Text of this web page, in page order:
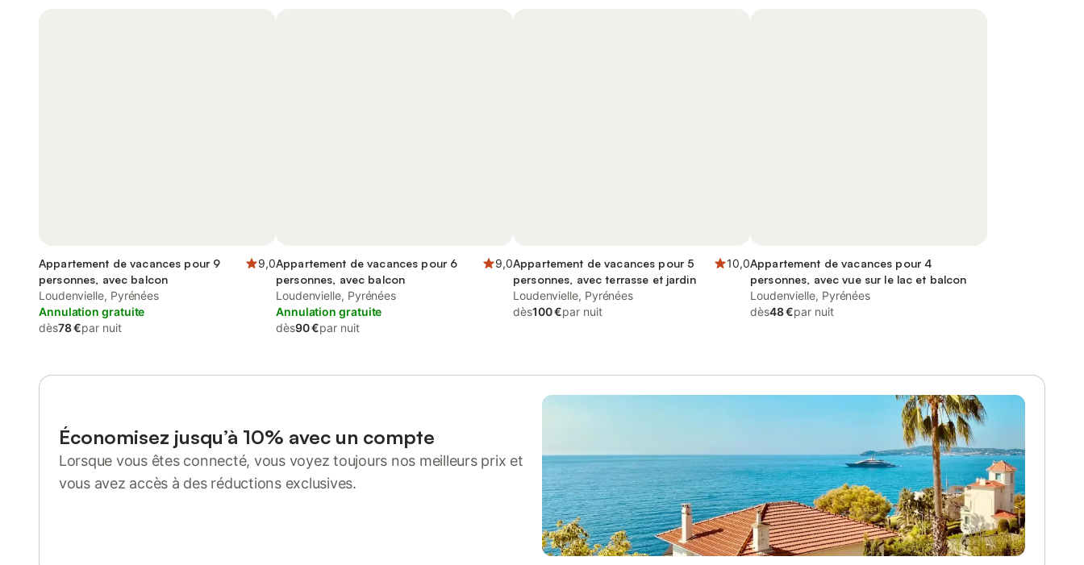
Appartement de vacances pour 9
personnes, avec balcon
9,0
Loudenvielle, Pyrénées
Annulation gratuite
dès78 €par nuit
Appartement de vacances pour 6
personnes, avec balcon
9,0
Loudenvielle, Pyrénées
Annulation gratuite
dès90 €par nuit
Appartement de vacances pour 5
personnes, avec terrasse et jardin
10,0
Loudenvielle, Pyrénées
dès100 €par nuit
Appartement de vacances pour 4
personnes, avec vue sur le lac et balcon
Loudenvielle, Pyrénées
dès48 €par nuit
Économisez jusqu’à 10% avec un compte
Lorsque vous êtes connecté, vous voyez toujours nos meilleurs prix et
vous avez accès à des réductions exclusives.